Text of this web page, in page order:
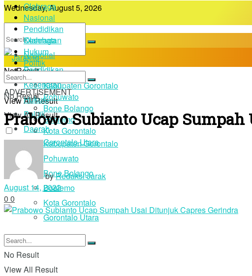
Wednesday, August 5, 2026
No Result
View All Result
Login
Olahraga
Nasional
Pendidikan
Kesehatan
Hukum
Politik
Daerah
Kabupaten Gorontalo
Pohuwato
Bone Bolango
Boalemo
Kota Gorontalo
Gorontalo Utara
Olahraga
Nasional
Pendidikan
Kesehatan
Hukum
Politik
Daerah
Kabupaten Gorontalo
Pohuwato
Bone Bolango
Boalemo
Kota Gorontalo
Gorontalo Utara
No Result
View All Result
No Result
View All Result
ADVERTISEMENT
Prabowo Subianto Ucap
byRedaksi Jarak
August 14, 2022
0 0